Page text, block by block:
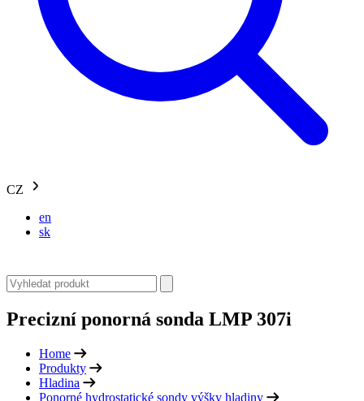
CZ
en
sk
Precizní ponorná sonda LMP 307i
Home
Produkty
Hladina
Ponorné hydrostatické sondy výšky hladiny